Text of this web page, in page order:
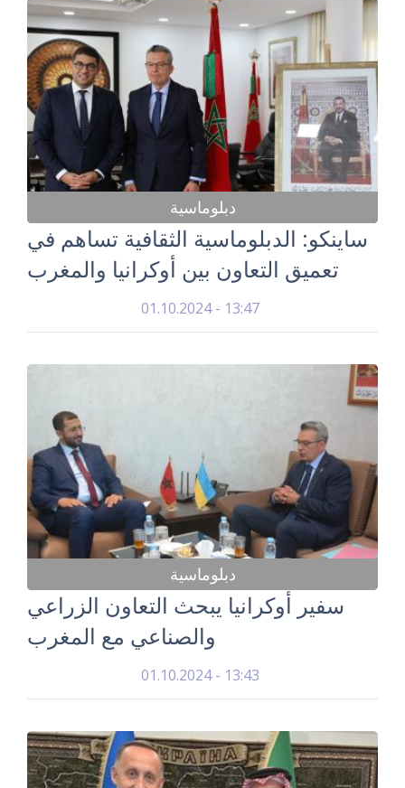
دبلوماسية
ساينكو: الدبلوماسية الثقافية تساهم في
تعميق التعاون بين أوكرانيا والمغرب
01.10.2024 - 13:47
دبلوماسية
سفير أوكرانيا يبحث التعاون الزراعي
والصناعي مع المغرب
01.10.2024 - 13:43